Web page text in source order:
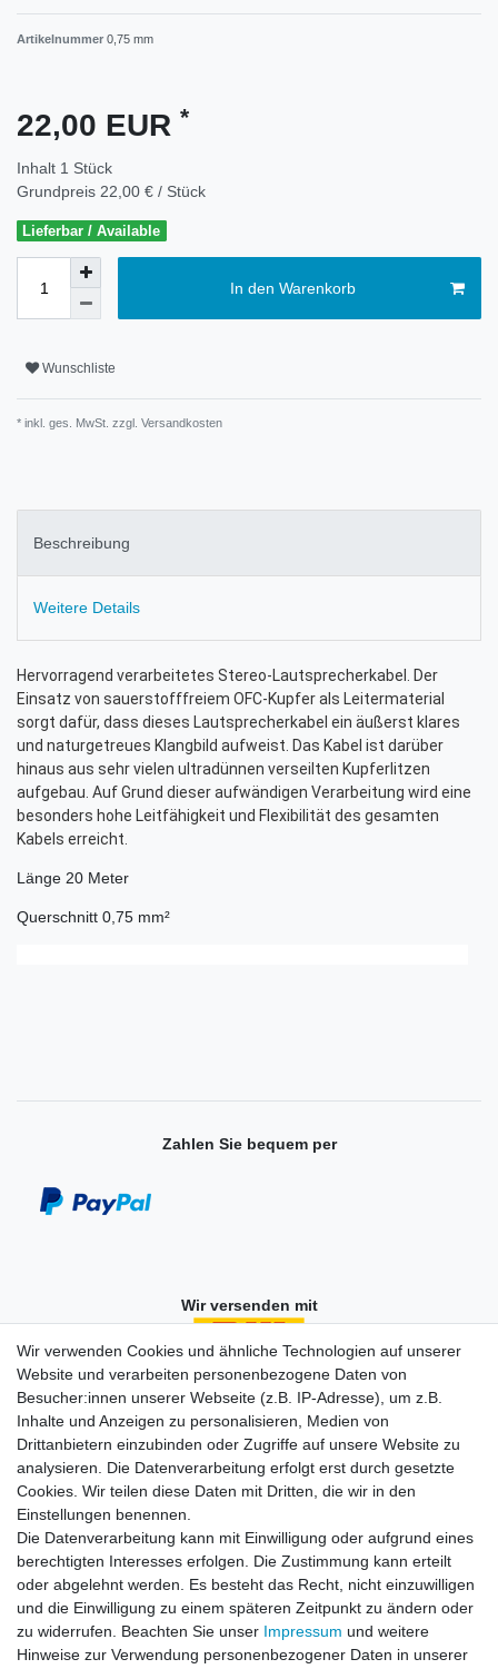
Artikelnummer 0,75 mm
22,00 EUR *
Inhalt 1 Stück
Grundpreis 22,00 € / Stück
Lieferbar / Available
In den Warenkorb
Wunschliste
* inkl. ges. MwSt. zzgl. Versandkosten
Beschreibung
Weitere Details
Hervorragend verarbeitetes Stereo-Lautsprecherkabel. Der
Einsatz von sauerstofffreiem OFC-Kupfer als Leitermaterial
sorgt dafür, dass dieses Lautsprecherkabel ein äußerst klares
und naturgetreues Klangbild aufweist. Das Kabel ist darüber
hinaus aus sehr vielen ultradünnen verseilten Kupferlitzen
aufgebau. Auf Grund dieser aufwändigen Verarbeitung wird eine
besonders hohe Leitfähigkeit und Flexibilität des gesamten
Kabels erreicht.
Länge 20 Meter
Querschnitt 0,75 mm²
Zahlen Sie bequem per
Wir versenden mit
Einkaufen
Zahlungsarten
Versandarten & -kosten
Widerrufsrecht
Warenkorb
Zur Kasse
Vertrag widerrufen
Mein Konto
Wir verwenden Cookies und ähnliche Technologien auf unserer
Website und verarbeiten personenbezogene Daten von
Besucher:innen unserer Webseite (z.B. IP-Adresse), um z.B.
Inhalte und Anzeigen zu personalisieren, Medien von
Drittanbietern einzubinden oder Zugriffe auf unsere Website zu
analysieren. Die Datenverarbeitung erfolgt erst durch gesetzte
Cookies. Wir teilen diese Daten mit Dritten, die wir in den
Einstellungen benennen.
Die Datenverarbeitung kann mit Einwilligung oder aufgrund eines
berechtigten Interesses erfolgen. Die Zustimmung kann erteilt
oder abgelehnt werden. Es besteht das Recht, nicht einzuwilligen
und die Einwilligung zu einem späteren Zeitpunkt zu ändern oder
zu widerrufen. Beachten Sie unser Impressum und weitere
Hinweise zur Verwendung personenbezogener Daten in unserer